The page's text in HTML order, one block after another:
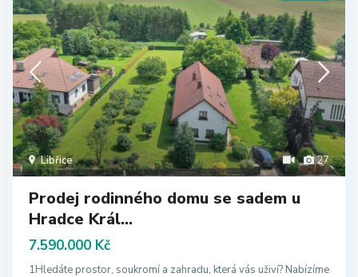
27
Libřice
Prodej rodinného domu se sadem u
Hradce Král...
7.590.000 Kč
1Hledáte prostor, soukromí a zahradu, která vás uživí? Nabízíme